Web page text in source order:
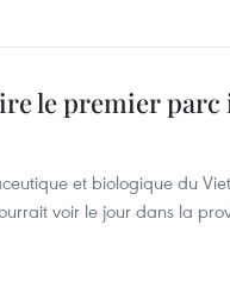
le premier
et biologique du
voir le jour dans la